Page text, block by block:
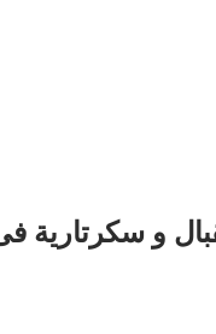
و سكرتارية